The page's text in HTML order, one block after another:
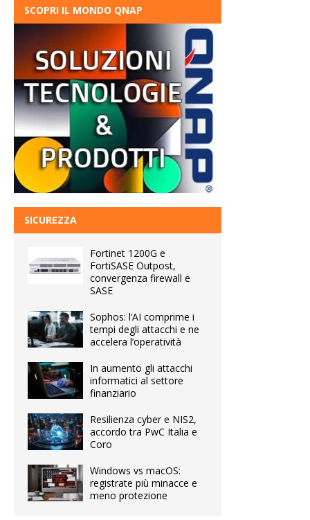
SCOPRI IL MONDO QNAP
SICUREZZA
Fortinet 1200G e
FortiSASE Outpost,
convergenza firewall e
SASE
Sophos: l’AI comprime i
tempi degli attacchi e ne
accelera l’operatività
In aumento gli attacchi
informatici al settore
finanziario
Resilienza cyber e NIS2,
accordo tra PwC Italia e
Coro
Windows vs macOS:
registrate più minacce e
meno protezione